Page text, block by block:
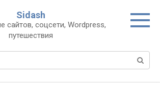
Sidash
сайтов, соцсети, Wordpress,
путешествия